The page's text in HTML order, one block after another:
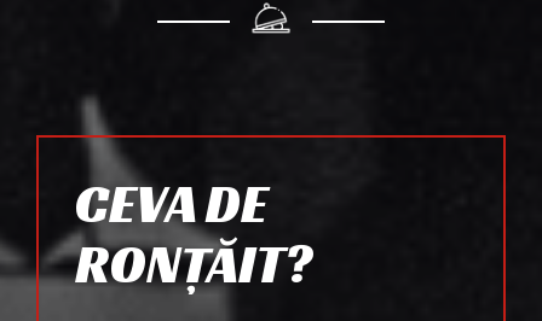
CEVA DE
RONȚĂIT?